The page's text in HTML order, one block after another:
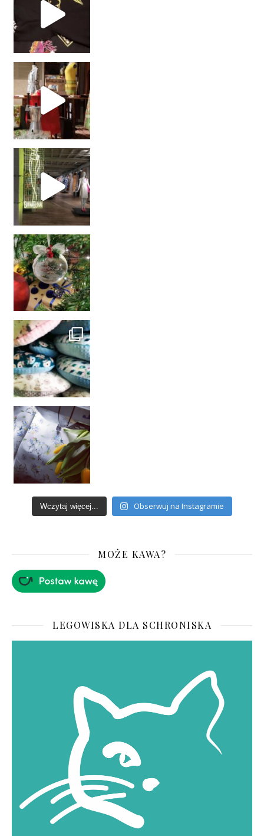
Wczytaj więcej... Obserwuj na Instagramie
MOŻE KAWA?
LEGOWISKA DLA SCHRONISKA